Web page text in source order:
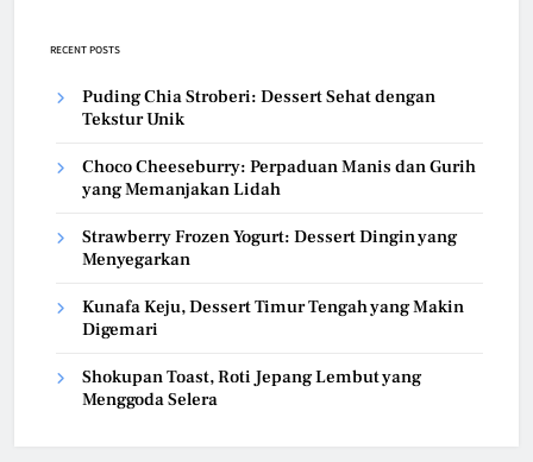
RECENT POSTS
Puding Chia Stroberi: Dessert Sehat dengan
Tekstur Unik
Choco Cheeseburry: Perpaduan Manis dan Gurih
yang Memanjakan Lidah
Strawberry Frozen Yogurt: Dessert Dingin yang
Menyegarkan
Kunafa Keju, Dessert Timur Tengah yang Makin
Digemari
Shokupan Toast, Roti Jepang Lembut yang
Menggoda Selera